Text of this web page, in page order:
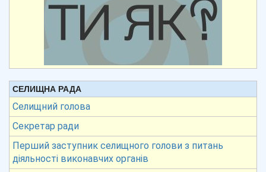
СЕЛИЩНА РАДА
Селищний голова
Секретар ради
Перший заступник селищного голови з питань
діяльності виконавчих органів